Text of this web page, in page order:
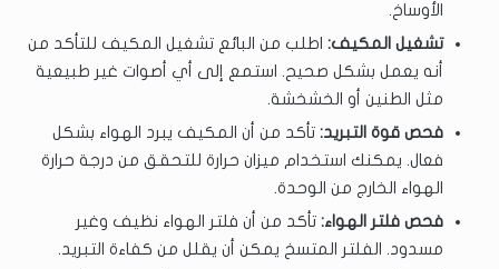
الأوساخ.
تشغيل المكيف: اطلب من البائع تشغيل المكيف للتأكد من
أنه يعمل بشكل صحيح. استمع إلى أي أصوات غير طبيعية
مثل الطنين أو الخشخشة.
فحص قوة التبريد: تأكد من أن المكيف يبرد الهواء بشكل
فعال. يمكنك استخدام ميزان حرارة للتحقق من درجة حرارة
الهواء الخارج من الوحدة.
فحص فلتر الهواء: تأكد من أن فلتر الهواء نظيف وغير
مسدود. الفلتر المتسخ يمكن أن يقلل من كفاءة التبريد.